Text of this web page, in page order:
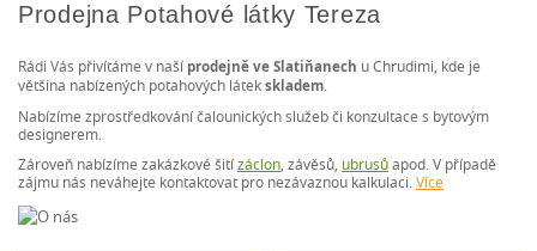
Prodejna Potahové látky Tereza
Rádi Vás přivítáme v naší prodejně ve Slatiňanech u Chrudimi, kde je
většina nabízených potahových látek skladem.
Nabízíme zprostředkování čalounických služeb či konzultace s bytovým
designerem.
Zároveň nabízíme zakázkové šitízáclon, závěsů, ubrusůapod. V případě
zájmu nás neváhejte kontaktovat pro nezávaznou kalkulaci.Více